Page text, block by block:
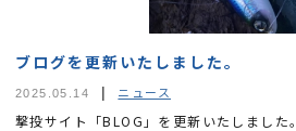
ブログを更新いたしました。
2025.05.14 ニュース
撃投サイト「BLOG」を更新いたしました。